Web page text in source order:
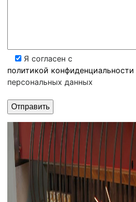
Я согласен с
политикой конфиденциальности
персональных данных